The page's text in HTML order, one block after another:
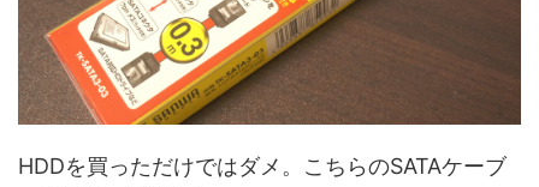
HDDを買っただけではダメ。こちらのSATAケーブ